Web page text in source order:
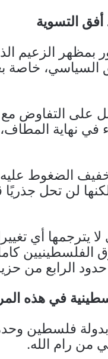
أفق التسوية
الزعيم
السياسي،
على التفاوض مع
في نهاية
الضغوط
لن تحل
يترجمها أي
الفلسطينيين
الرابع من حزيران/
في هذه
فلسطين وحده
من رام الله.